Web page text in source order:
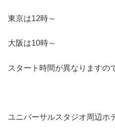
東京は12時～
大阪は10時～
スタート時間が異なりますの
ユニバーサルスタジオ周辺ホ